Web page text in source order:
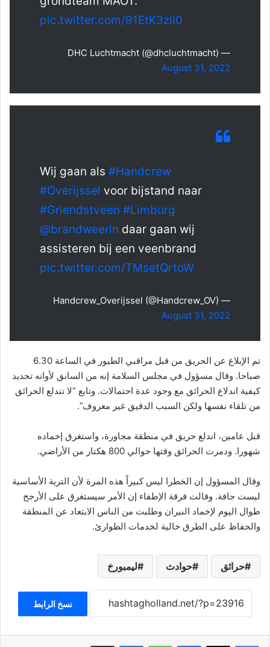
pic.twitter.com/91EtK3zii0
— DHC Luchtmacht (@dhcluchtmacht)
August 31, 2022
Wij gaan als #Handcrew
#Overijssel voor bijstand naar
#Griendstveen #Limburg
@brandweerln daar gaan wij
assisteren bij een veenbrand
pic.twitter.com/TMsetQrtoW
— Handcrew_Overijssel (@Handcrew_OV)
August 31, 2022
تم الإبلاغ عن الحريق من قبل مراقبي الطيور في الساعة 6.30
صباحا. وقال مسؤول في مجلس السلامة إنه من السابق لأوانه تحديد
كيفية اندلاع الحرائق مع وجود عدة احتمالات. وتابع “لا تندلع الحرائق
من تلقاء نفسها ولكن السبب الدقيق غير معروف”.
قبل عامين، اندلع حريق في منطقة مجاورة، واستغرق إخماده
شهورا. ودمرت الحرائق وقتها حوالي 800 هكتار من الأراضي.
وقال المسؤول إن الخطرا ليس كبيراً هذه المرة لأن التربة الأساسية
ليست جافة. وقالت فرقة الإطفاء إن الأمر سيستغرق على الأرجح
طوال اليوم لإخماد النيران وطلبت من الناس الابتعاد عن المنطقة
والحفاظ على الطرق خالية لخدمات الطوارئ.
حرائق حوادث ليمبورخ
نسخ الرابط